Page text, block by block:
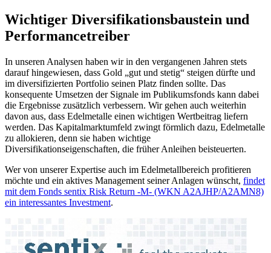
Wichtiger Diversifikationsbaustein und
Performancetreiber
In unseren Analysen haben wir in den vergangenen Jahren stets
darauf hingewiesen, dass Gold „gut und stetig“ steigen dürfte und
im diversifizierten Portfolio seinen Platz finden sollte. Das
konsequente Umsetzen der Signale im Publikumsfonds kann dabei
die Ergebnisse zusätzlich verbessern. Wir gehen auch weiterhin
davon aus, dass Edelmetalle einen wichtigen Wertbeitrag liefern
werden. Das Kapitalmarktumfeld zwingt förmlich dazu, Edelmetalle
zu allokieren, denn sie haben wichtige
Diversifikationseigenschaften, die früher Anleihen beisteuerten.
Wer von unserer Expertise auch im Edelmetallbereich profitieren
möchte und ein aktives Management seiner Anlagen wünscht, findet
mit dem Fonds sentix Risk Return -M- (WKN A2AJHP/A2AMN8)
ein interessantes Investment.